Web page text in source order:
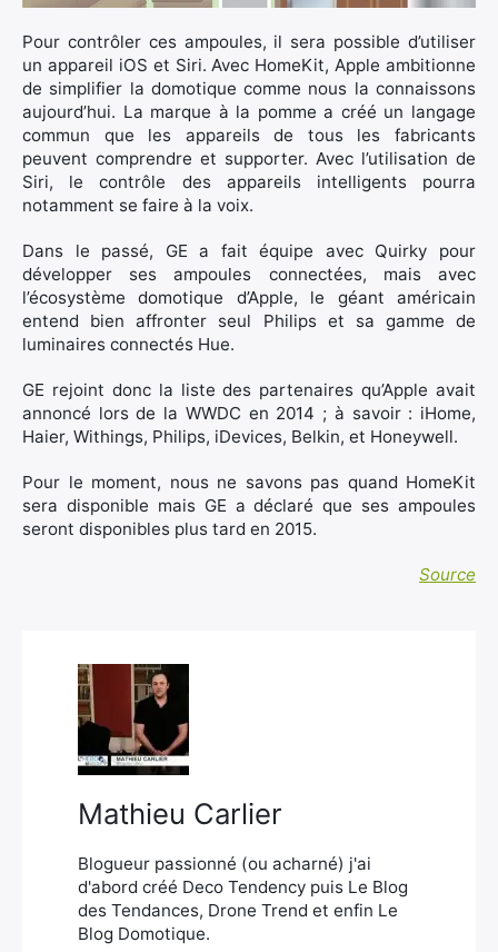
Pour contrôler ces ampoules, il sera possible d’utiliser
un appareil iOS et Siri. Avec HomeKit, Apple ambitionne
de simplifier la domotique comme nous la connaissons
aujourd’hui. La marque à la pomme a créé un langage
commun que les appareils de tous les fabricants
peuvent comprendre et supporter. Avec l’utilisation de
Siri, le contrôle des appareils intelligents pourra
notamment se faire à la voix.
Dans le passé, GE a fait équipe avec Quirky pour
développer ses ampoules connectées, mais avec
l’écosystème domotique d’Apple, le géant américain
entend bien affronter seul Philips et sa gamme de
luminaires connectés Hue.
GE rejoint donc la liste des partenaires qu’Apple avait
annoncé lors de la WWDC en 2014 ; à savoir : iHome,
Haier, Withings, Philips, iDevices, Belkin, et Honeywell.
Pour le moment, nous ne savons pas quand HomeKit
sera disponible mais GE a déclaré que ses ampoules
seront disponibles plus tard en 2015.
Source
Mathieu Carlier
Blogueur passionné (ou acharné) j'ai
d'abord créé Deco Tendency puis Le Blog
des Tendances, Drone Trend et enfin Le
Blog Domotique.